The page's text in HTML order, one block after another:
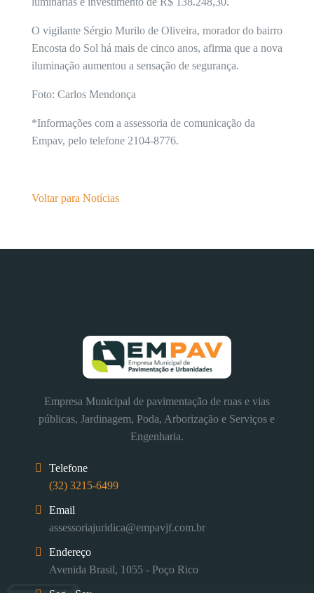
O vigilante Sérgio Murilo de Oliveira, morador do bairro
Encosta do Sol há mais de cinco anos, afirma que a nova
iluminação aumentou a sensação de segurança.
Foto: Carlos Mendonça
*Informações com a assessoria de comunicação da
Empav, pelo telefone 2104-8776.
Voltar para Notícias
Empresa Municipal de pavimentação de ruas e vias
públicas, Jardinagem, Poda, Arborização e Serviços e
Engenharia.
Telefone
(32) 3215-6499
Email
assessoriajuridica@empavjf.com.br
Endereço
Avenida Brasil, 1055 - Poço Rico